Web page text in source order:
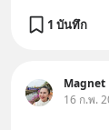
1 บันทึก
Magnet
16 ก.พ.